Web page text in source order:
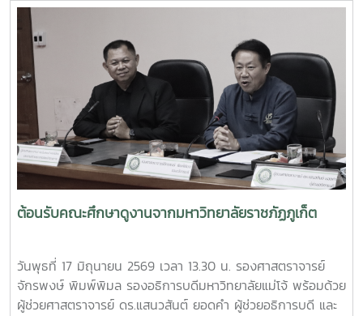
โอกาสนี้ ทีมงานจากงานสิ่งแวดล้อมและภัยพิบัติ กองกายภาพ
และสิ่งแวดล้อม ได้ร่วมสาธิตการทำปุ๋ยหมักใบไม้ในวงตาข่าย เพื่อ
เป็นแนวทางในการจัดการเศษวัสดุอินทรีย์ภายในครัวเรือนและ
ชุมชน โดยมีประชาชนชุมชนบ้านโปง และโรงเรียนในพื้นที่เข้าร่วม
เรียนรู้และฝึกปฏิบัติ ทั้งนี้ กิจกรรมดังกล่าวจัดขึ้นภายใต้
โครงการส่งเสริมการจัดการขยะอย่างถูกวิธีและถูกสุขลักษณะ
ของชุมชนบ้านโปง ประจำปี 2569 โดยบูรณาการให้ความรู้ร่วม
กับเทศบาลตำบลป่าไผ่ และนางนิตยา วิริยา แม่หลวงบ้านหม้อ หมู๋
12 ตำบลป่าไผ่ ร่วมถ่ายทอดองค์ความรู้ด้านการคัดแยกขยะ การ
จัดการขยะอินทรีย์ กองทุนออมบุญขยะบ้านหม้อ และการใช้
ประโยชน์จากวัสดุเหลือใช้ เพื่อส่งเสริมให้ประชาชนสามารถนำ
ความรู้ไปประยุกต์ใช้ในครัวเรือน ลดปริมาณขยะที่ต้องนำไปกำจัด
อย่างยั่งยืน กิจกรรมครั้งนี้จัดขึ้น ณ ศาลาอเนกประสงค์ หมู่ที่ 6
ตำบลป่าไผ่ อำเภอสันทราย จังหวัดเชียงใหม่ ได้รับความสนใจ
จากประชาชน ผู้นำชุมชน และสถานศึกษาในพื้นที่เข้าร่วมกิจกรรม
ต้อนรับคณะศึกษาดูงานจากมหาวิทยาลัยราชภัฏภูเก็ต
วันพุธที่ 17 มิถุนายน 2569 เวลา 13.30 น. รองศาสตราจารย์
จักรพงษ์ พิมพ์พิมล รองอธิการบดีมหาวิทยาลัยแม่โจ้ พร้อมด้วย
ผู้ช่วยศาสตราจารย์ ดร.แสนวสันต์ ยอดคำ ผู้ช่วยอธิการบดี และ